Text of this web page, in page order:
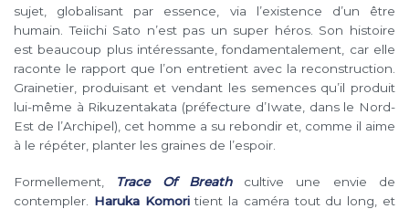
sujet, globalisant par essence, via l’existence d’un être
humain. Teiichi Sato n’est pas un super héros. Son histoire
est beaucoup plus intéressante, fondamentalement, car elle
raconte le rapport que l’on entretient avec la reconstruction.
Grainetier, produisant et vendant les semences qu’il produit
lui-même à Rikuzentakata (préfecture d’Iwate, dans le Nord-
Est de l’Archipel), cet homme a su rebondir et, comme il aime
à le répéter, planter les graines de l’espoir.
Formellement, Trace Of Breathcultive une envie de
contempler. Haruka Komoritient la caméra tout du long, et